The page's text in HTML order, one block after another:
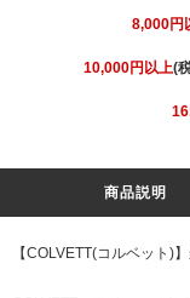
8,000円
10,000円以上(
商品説明
【COLVETT(コルベット)